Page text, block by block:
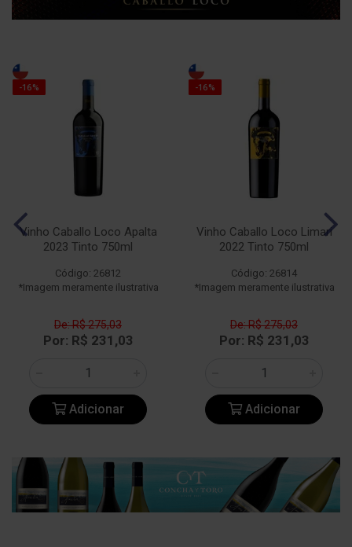
-16%
Vinho Caballo Loco Apalta
2023 Tinto 750ml
Código: 26812
*Imagem meramente ilustrativa
De: R$ 275,03
Por: R$ 231,03
Adicionar
-16%
Vinho Caballo Loco Limari
2022 Tinto 750ml
Código: 26814
*Imagem meramente ilustrativa
De: R$ 275,03
Por: R$ 231,03
Adicionar